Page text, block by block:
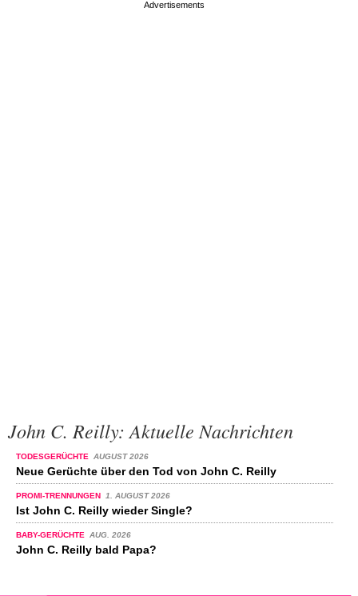
John C. Reilly: Aktuelle Nachrichten
TODESGERÜCHTE AUGUST 2026
Neue Gerüchte über den Tod von John C. Reilly
PROMI-TRENNUNGEN 1. AUGUST 2026
Ist John C. Reilly wieder Single?
BABY-GERÜCHTE AUG. 2026
John C. Reilly bald Papa?